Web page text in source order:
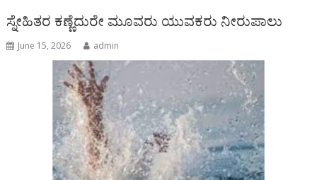
ಸ್ನೇಹಿತರ ಕಣ್ಣೆದುರೇ ಮೂವರು ಯುವಕರು ನೀರುಪಾಲು
June 15, 2026 admin